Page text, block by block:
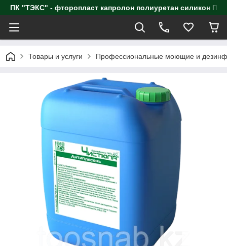
ПК "ТЭКС" - фторопласт капролон полиуретан
Товары и услуги Профессиональные моющие и